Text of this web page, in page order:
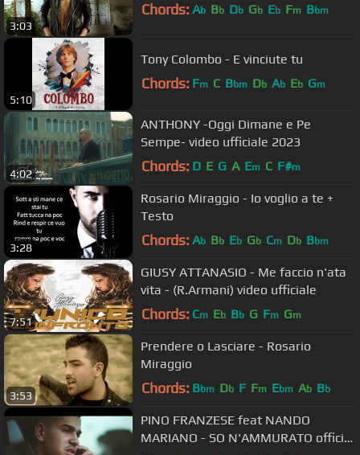
3:03
Chords: Ab Bb Db Gb Eb Fm Bbm
5:10
Tony Colombo - E vinciute tu
Chords: Fm C Bbm Db Ab Eb Gm
4:02
ANTHONY -Oggi Dimane e Pe
Sempe- video ufficiale 2023
Chords: D E G A Em C F#m
3:28
Rosario Miraggio - Io voglio a te +
Testo
Chords: Ab Bb Eb Gb Cm Db Bbm
7:51
GIUSY ATTANASIO - Me faccio n'ata
vita - (R.Armani) video ufficiale
Chords: Cm Eb Bb G Fm Gm
3:53
Prendere o Lasciare - Rosario
Miraggio
Chords: Bbm Db F Fm Ebm Ab Bb
PINO FRANZESE feat NANDO
MARIANO - SO N'AMMURATO official